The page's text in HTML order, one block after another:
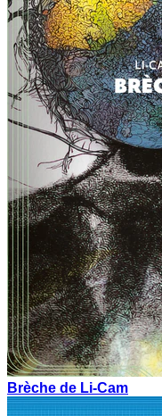
Brèche de Li-Cam